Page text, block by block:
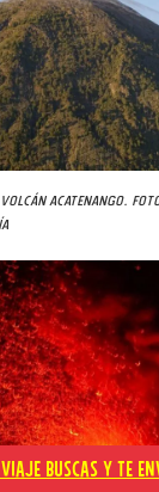
Volcán Acatenango.
BUSCAS Y TE